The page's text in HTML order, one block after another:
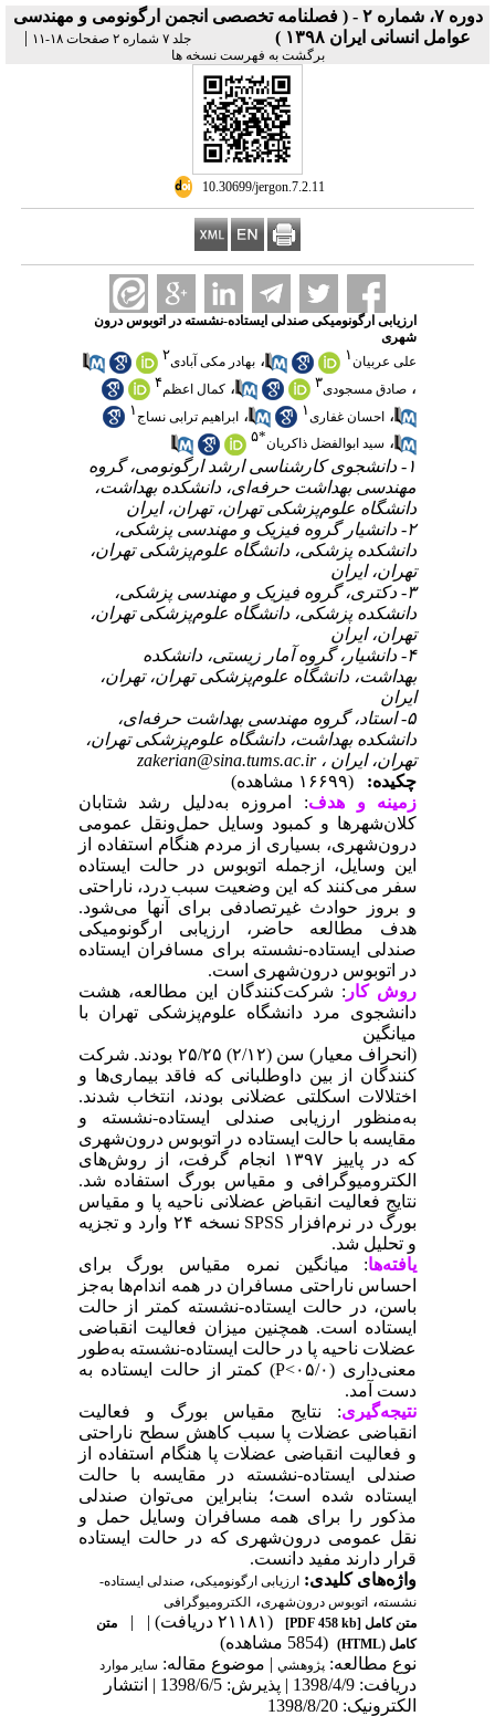
دوره ۷، شماره ۲ - ( فصلنامه تخصصی انجمن ارگونومی و مهندسی
عوامل انسانی ایران ۱۳۹۸ )
جلد ۷ شماره ۲ صفحات ۱۸-۱۱ |
برگشت به فهرست نسخه ها
‎ 10.30699/jergon.7.2.11
ارزیابی ارگونومیکی صندلی ایستاده-نشسته در اتوبوس درون
شهری
علی عربیان۱ ، بهادر مکی آبادی۲
، صادق مسجودی۳ ، کمال اعظم۴
، احسان غفاری۱ ، ابراهیم ترابی نساج ۱
، سید ابوالفضل ذاکریان*۵
۱- دانشجوی کارشناسی ارشد ارگونومی، گروه
مهندسی بهداشت حرفه‌ای، دانشکده بهداشت،
دانشگاه علوم‌پزشکی تهران، تهران، ایران
۲- دانشیار گروه فیزیک و مهندسی پزشکی،
دانشکده پزشکی، دانشگاه علوم‌پزشکی تهران،
تهران، ایران
۳- دکتری، گروه فیزیک و مهندسی پزشکی،
دانشکده پزشکی، دانشگاه علوم‌پزشکی تهران،
تهران، ایران
۴- دانشیار، گروه آمار زیستی، دانشکده
بهداشت، دانشگاه علوم‌پزشکی تهران، تهران،
ایران
۵- استاد، گروه مهندسی بهداشت حرفه‌ای،
دانشکده بهداشت، دانشگاه علوم‌پزشکی تهران،
تهران، ایران ،zakerian@sina.tums.ac.ir
چکیده:
(۱۶۶۹۹ مشاهده)
زمینه و هدف: امروزه به‌دلیل رشد شتابان
کلان‌شهرها و کمبود وسایل حمل‌ونقل عمومی
درون‌شهری، بسیاری از مردم هنگام استفاده از
این وسایل، ازجمله اتوبوس در حالت ایستاده
سفر می‌کنند که این وضعیت سبب درد، ناراحتی
و بروز حوادث غیرتصادفی برای آنها می‌شود.
هدف مطالعه حاضر، ارزیابی ارگونومیکی
صندلی ایستاده-نشسته برای مسافران ایستاده
در اتوبوس درون‌شهری است.
روش کار : شرکت‌کنندگان این مطالعه، هشت
دانشجوی مرد دانشگاه علوم‌پزشکی تهران با
میانگین
(انحراف معیار) سن (۲/۱۲) ۲۵/۲۵ بودند. شرکت
کنندگان از بین داوطلبانی که فاقد بیماری‌ها و
اختلالات اسکلتی عضلانی بودند، انتخاب شدند.
به‌منظور ارزیابی صندلی ایستاده-نشسته و
مقایسه با حالت ایستاده در اتوبوس درون‌شهری
که در پاییز ۱۳۹۷ انجام گرفت، از روش‌های
الکترومیوگرافی و مقیاس بورگ استفاده شد.
نتایج فعالیت انقباض عضلانی ناحیه پا و مقیاس
بورگ در نرم‌افزار SPSS نسخه ۲۴ وارد و تجزیه
‌و تحلیل شد.
یافته‌ها: میانگین نمره مقیاس بورگ برای
احساس ناراحتی مسافران در همه اندام‌ها به‌‌جز
باسن، در حالت ایستاده-نشسته کمتر از حالت
ایستاده است. همچنین میزان فعالیت انقباضی
عضلات ناحیه پا در حالت ایستاده-نشسته به‌طور
معنی‌داری (۰۵/۰>P) کمتر از حالت ایستاده به
دست آمد.
نتیجه‌گیری: نتایج مقیاس بورگ و فعالیت
انقباضی عضلات پا سبب کاهش سطح ناراحتی
و فعالیت انقباضی عضلات پا هنگام استفاده از
صندلی ایستاده-نشسته در مقایسه با حالت
ایستاده شده است؛ بنابراین می‌توان صندلی
مذکور را برای همه مسافران وسایل حمل و
نقل عمومی درون‌شهری که در حالت ایستاده
قرار دارند مفید دانست.
واژه‌های کلیدی: ارزیابی ارگونومیکی، صندلی ایستاده-
نشسته، اتوبوس درون‌شهری، الکترومیوگرافی
متن کامل [PDF 458 kb] (۲۱۱۸۱ دریافت) | |
متن
کامل (HTML)
(5854 مشاهده)
نوع مطالعه: پژوهشي| موضوع مقاله: سایر موارد
دریافت: 1398/4/9 | پذیرش: 1398/6/5 | انتشار
الکترونیک: 1398/8/20